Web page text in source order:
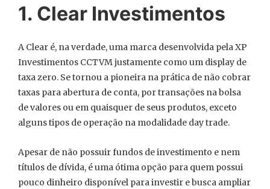
1. Clear Investimentos
A Clear é, na verdade, uma marca desenvolvida pela XP
Investimentos CCTVM justamente como um display de
taxa zero. Se tornou a pioneira na prática de não cobrar
taxas para abertura de conta, por transações na bolsa
de valores ou em quaisquer de seus produtos, exceto
alguns tipos de operação na modalidade day trade.
Apesar de não possuir fundos de investimento e nem
títulos de dívida, é uma ótima opção para quem possui
pouco dinheiro disponível para investir e busca ampliar